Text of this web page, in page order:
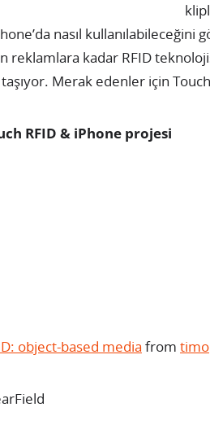
nasıl
reklamlara kadar RFID
Merak edenler için
RFID & iPhone projesi
object-based media from timo